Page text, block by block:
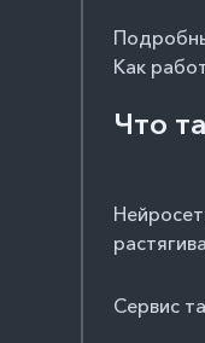
Как
Что
Сервис